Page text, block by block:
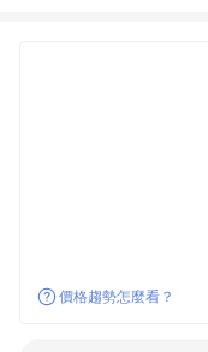
價格趨勢怎麼看？